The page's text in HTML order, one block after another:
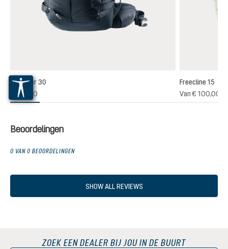
waardering van 4 van 5 sterren
Freerider 30
€ 180,00
Freecline 15
Van€ 100,00
Beoordelingen
0 VAN 0 BEOORDELINGEN
SHOW ALL REVIEWS
ZOEK EEN DEALER BIJ JOU IN DE BUURT